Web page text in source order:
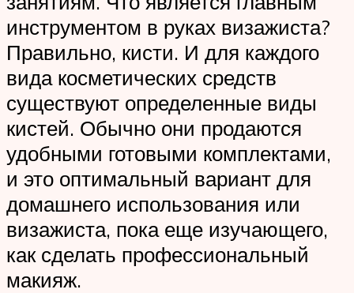
инструментом в руках визажиста?
Правильно, кисти. И для каждого
вида косметических средств
существуют определенные виды
кистей. Обычно они продаются
удобными готовыми комплектами,
и это оптимальный вариант для
домашнего использования или
визажиста, пока еще изучающего,
как сделать профессиональный
макияж.